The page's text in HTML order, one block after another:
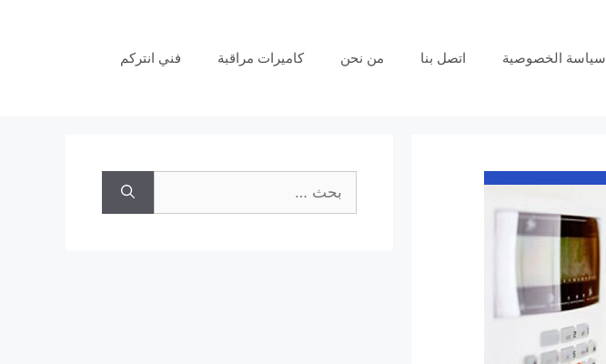
سياسة الخصوصية اتصل بنا من نحن كاميرات مراقبة فني انتركم